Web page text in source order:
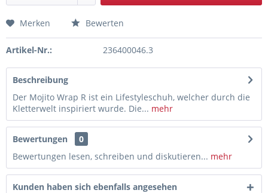
Merken Bewerten
Artikel-Nr.: 236400046.3
Beschreibung
Der Mojito Wrap R ist ein Lifestyleschuh, welcher durch die
Kletterwelt inspiriert wurde. Die... mehr
Bewertungen
0
Bewertungen lesen, schreiben und diskutieren... mehr
Kunden haben sich ebenfalls angesehen